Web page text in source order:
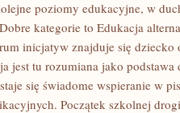
poziomy edukacyjne, w
kategorie to Edukacja
inicjatyw znajduje się dziecko
jest tu rozumiana jako
się świadome wspieranie w
Początek szkolnej